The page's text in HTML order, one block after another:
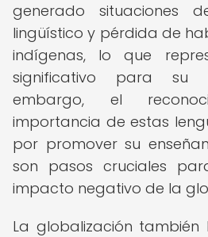
generado situaciones
lingüístico y pérdida de
indígenas, lo que
significativo para su
embargo, el
importancia de estas
por promover su
son pasos cruciales
impacto negativo de la
La globalización